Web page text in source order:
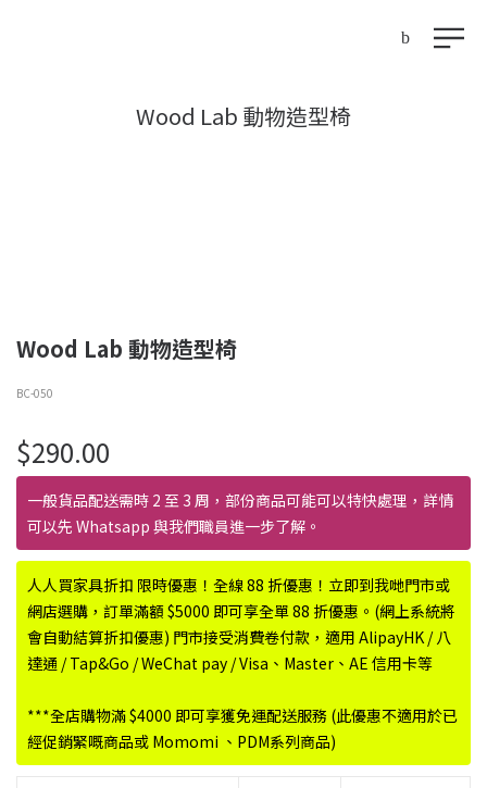
Wood Lab 動物造型椅
Wood Lab 動物造型椅
BC-050
$290.00
一般貨品配送需時 2 至 3 周，部份商品可能可以特快處理，詳情
可以先 Whatsapp 與我們職員進一步了解。
人人買家具折扣 限時優惠！全線 88 折優惠！立即到我哋門市或
網店選購，訂單滿額 $5000 即可享全單 88 折優惠。(網上系統將
會自動結算折扣優惠) 門市接受消費卷付款，適用 AlipayHK / 八
達通 / Tap&Go / WeChat pay / Visa、Master、AE 信用卡等
***全店購物滿 $4000 即可享獲免運配送服務 (此優惠不適用於已
經促銷緊嘅商品或 Momomi 、PDM系列商品)